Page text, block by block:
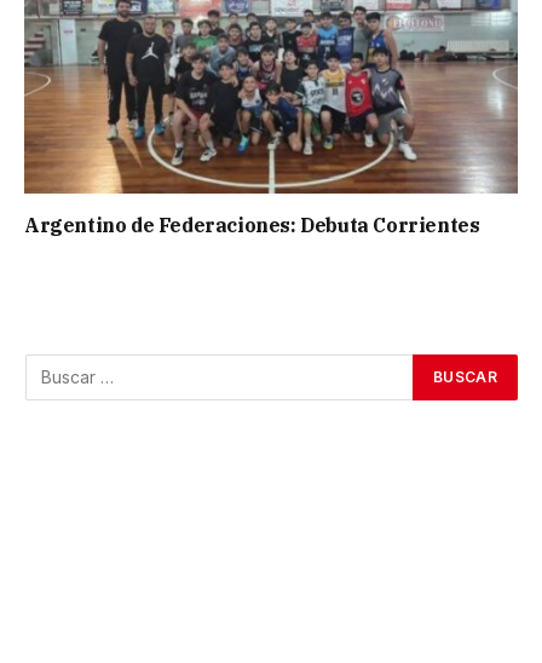
Argentino de Federaciones: Debuta Corrientes